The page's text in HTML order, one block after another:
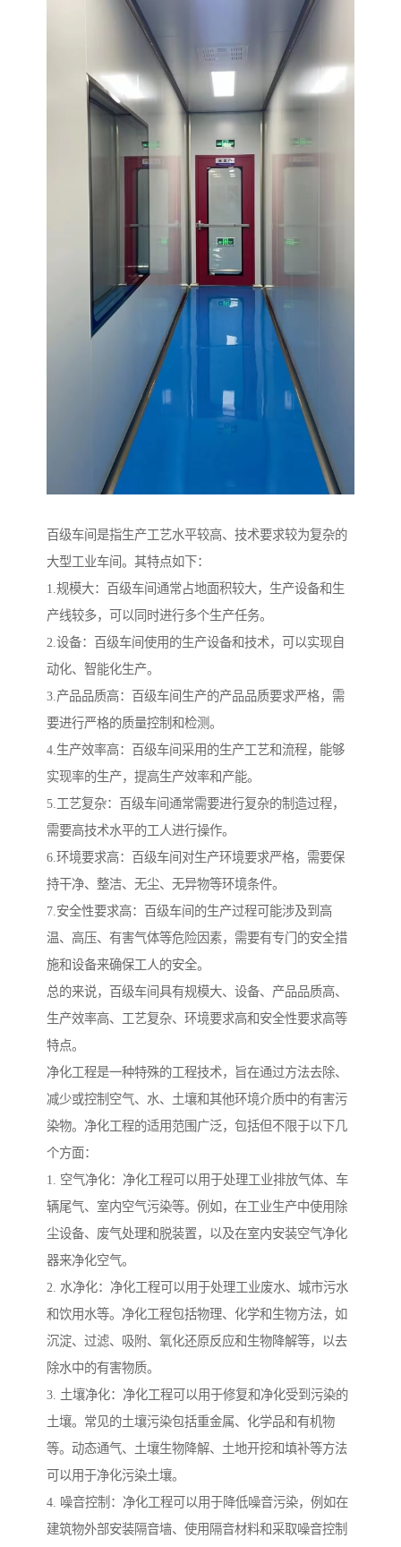
百级车间是指生产工艺水平较高、技术要求较为复杂的
大型工业车间。其特点如下：
1.规模大：百级车间通常占地面积较大，生产设备和生
产线较多，可以同时进行多个生产任务。
2.设备：百级车间使用的生产设备和技术，可以实现自
动化、智能化生产。
3.产品品质高：百级车间生产的产品品质要求严格，需
要进行严格的质量控制和检测。
4.生产效率高：百级车间采用的生产工艺和流程，能够
实现率的生产，提高生产效率和产能。
5.工艺复杂：百级车间通常需要进行复杂的制造过程，
需要高技术水平的工人进行操作。
6.环境要求高：百级车间对生产环境要求严格，需要保
持干净、整洁、无尘、无异物等环境条件。
7.安全性要求高：百级车间的生产过程可能涉及到高
温、高压、有害气体等危险因素，需要有专门的安全措
施和设备来确保工人的安全。
总的来说，百级车间具有规模大、设备、产品品质高、
生产效率高、工艺复杂、环境要求高和安全性要求高等
特点。
净化工程是一种特殊的工程技术，旨在通过方法去除、
减少或控制空气、水、土壤和其他环境介质中的有害污
染物。净化工程的适用范围广泛，包括但不限于以下几
个方面：
1. 空气净化：净化工程可以用于处理工业排放气体、车
辆尾气、室内空气污染等。例如，在工业生产中使用除
尘设备、废气处理和脱装置，以及在室内安装空气净化
器来净化空气。
2. 水净化：净化工程可以用于处理工业废水、城市污水
和饮用水等。净化工程包括物理、化学和生物方法，如
沉淀、过滤、吸附、氧化还原反应和生物降解等，以去
除水中的有害物质。
3. 土壤净化：净化工程可以用于修复和净化受到污染的
土壤。常见的土壤污染包括重金属、化学品和有机物
等。动态通气、土壤生物降解、土地开挖和填补等方法
可以用于净化污染土壤。
4. 噪音控制：净化工程可以用于降低噪音污染，例如在
建筑物外部安装隔音墙、使用隔音材料和采取噪音控制